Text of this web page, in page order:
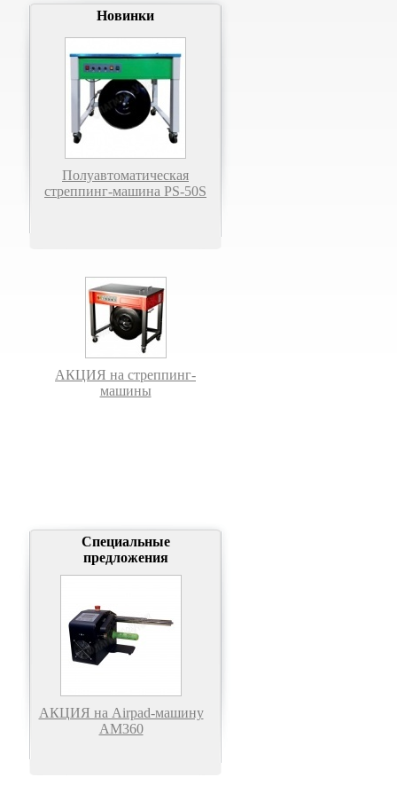
Новинки
Полуавтоматическая
стреппинг-машина PS-50S
АКЦИЯ на стреппинг-
машины
Специальные
предложения
АКЦИЯ на Airpad-машину
АМ360